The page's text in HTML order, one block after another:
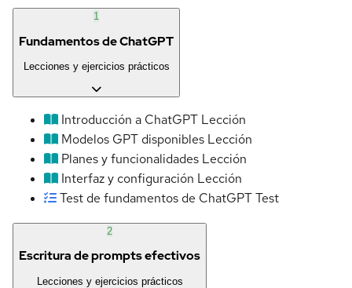
1
Fundamentos de ChatGPT
Lecciones y ejercicios prácticos
Introducción a ChatGPT Lección
Modelos GPT disponibles Lección
Planes y funcionalidades Lección
Interfaz y configuración Lección
Test de fundamentos de ChatGPTTest
2
Escritura de prompts efectivos
Lecciones y ejercicios prácticos